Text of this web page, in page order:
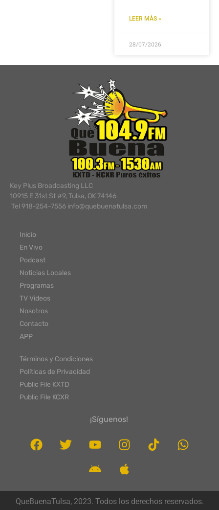
LEER MÁS »
28/07/2026
Key Plus Broadcasting LLC
10915 E 31st St #9, Tulsa, OK 74146
Tel 918-254-7556 info@quebuenatulsa.com
Inicio
En Vivo
Podcast
Noticias Locales
Programas
TV Videos
Nosotros
Contacto
APP
Términos y Condiciones
Políticas de Privacidad
Public File KXTD
Public File KCXR
¡Síguenos!
QueBuenaTulsa, 2023. Todos los derechos reservados.